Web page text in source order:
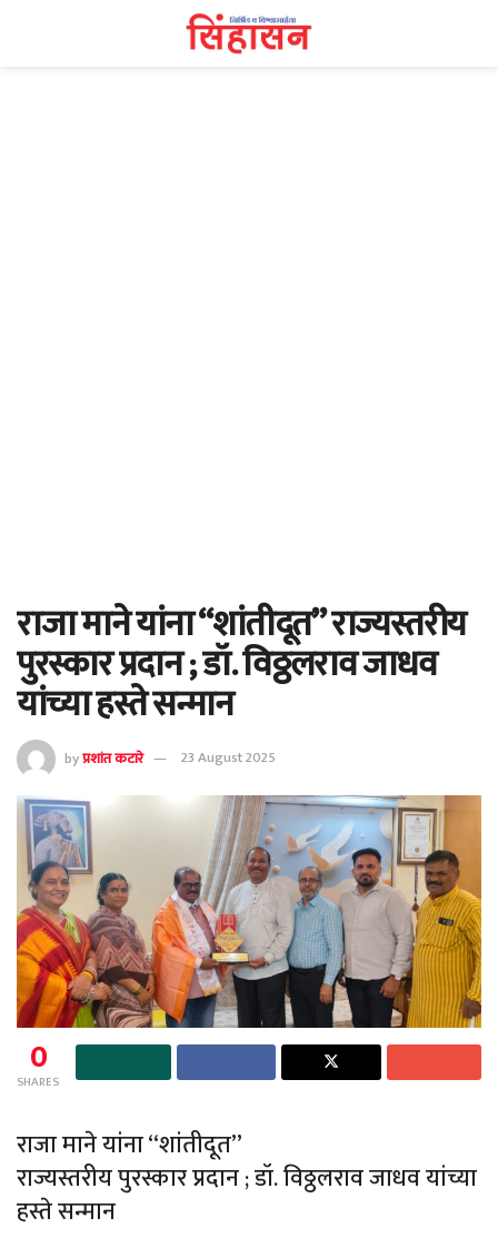
राजा माने यांना “शांतीदूत” राज्यस्तरीय
पुरस्कार प्रदान ; डॉ. विठ्ठलराव जाधव
यांच्या हस्ते सन्मान
byप्रशांत कटारे 23 August 2025
0
SHARES
राजा माने यांना “शांतीदूत”
राज्यस्तरीय पुरस्कार प्रदान ; डॉ. विठ्ठलराव जाधव यांच्या
हस्ते सन्मान